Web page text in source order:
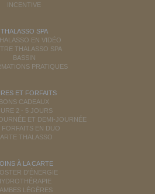
INCENTIVE
THALASSO SPA
EN VIDÉO
THALASSO SPA
BASSIN
PRATIQUES
ET FORFAITS
BONS CADEAUX
2 - 5 JOURS
ET DEMI-JOURNÉE
FORFAITS EN DUO
THALASSO
À LA CARTE
D'ÉNERGIE
LÉGÈRES